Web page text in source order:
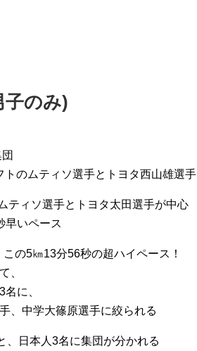
子のみ)
トのムティソ選手とトヨタ西山雄選手
ティソ選手とトヨタ太田選手が中心
早いペース
の5㎞13分56秒の超ハイペース！
、
に、
、中学大篠原選手に絞られる
、日本人3名に集団が分かれる